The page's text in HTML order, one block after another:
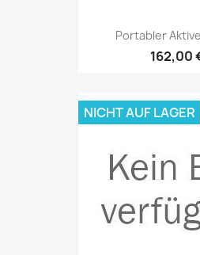
Portabler
162,00
NICHT AUF LAGER